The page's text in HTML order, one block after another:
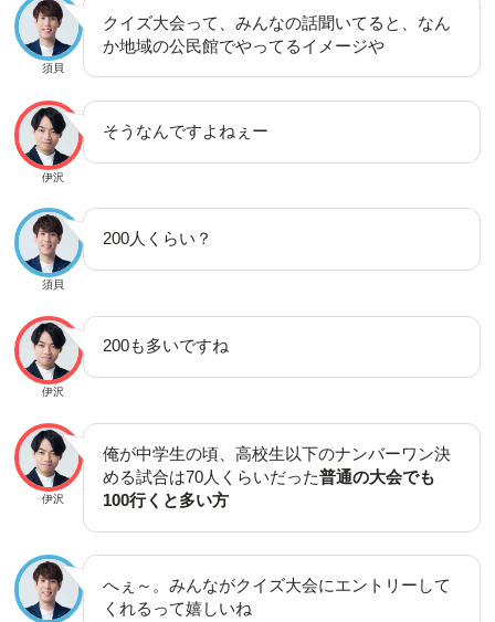
須貝
クイズ大会って、みんなの話聞いてると、なん
か地域の公民館でやってるイメージや
伊沢
そうなんですよねぇー
須貝
200人くらい？
伊沢
200も多いですね
伊沢
俺が中学生の頃、高校生以下のナンバーワン決
める試合は70人くらいだった普通の大会でも
100行くと多い方
へぇ～。みんながクイズ大会にエントリーして
くれるって嬉しいね